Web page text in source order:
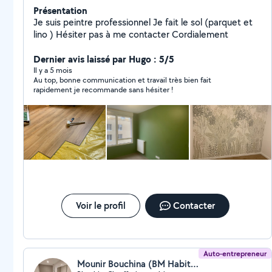
Présentation
Je suis peintre professionnel Je fait le sol (parquet et
lino ) Hésiter pas à me contacter Cordialement
Dernier avis laissé par Hugo : 5/5
Il y a 5 mois
Au top, bonne communication et travail très bien fait
rapidement je recommande sans hésiter !
Voir le profil Contacter
Auto-entrepreneur
Mounir Bouchina (BM Habitat)